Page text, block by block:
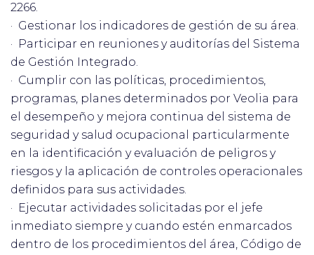
2266.
· Gestionar los indicadores de gestión de su área.
· Participar en reuniones y auditorías del Sistema
de Gestión Integrado.
· Cumplir con las políticas, procedimientos,
programas, planes determinados por Veolia para
el desempeño y mejora continua del sistema de
seguridad y salud ocupacional particularmente
en la identificación y evaluación de peligros y
riesgos y la aplicación de controles operacionales
definidos para sus actividades.
· Ejecutar actividades solicitadas por el jefe
inmediato siempre y cuando estén enmarcados
dentro de los procedimientos del área, Código de